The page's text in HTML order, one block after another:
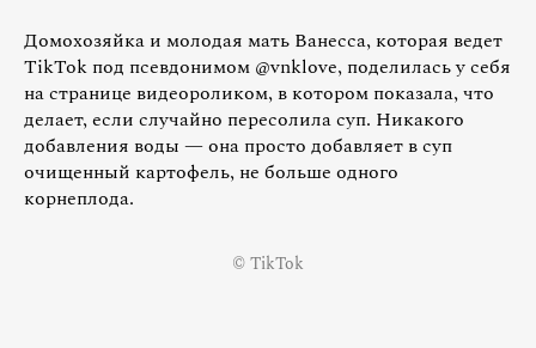
Домохозяйка и молодая мать Ванесса, которая ведет
TikTok под псевдонимом @vnklove, поделилась у себя
на странице видеороликом, в котором показала, что
делает, если случайно пересолила суп. Никакого
добавления воды — она просто добавляет в суп
очищенный картофель, не больше одного
корнеплода.
© TikTok